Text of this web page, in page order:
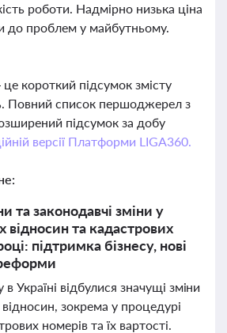
роботи. Надмірно низька ціна
до проблем у майбутньому.
короткий підсумок змісту
Повний список першоджерел з
підсумок за добу
версії Платформи LIGA360.
та законодавчі зміни у
відносин та кадастрових
підтримка бізнесу, нові
Україні відбулися значущі зміни
зокрема у процедурі
номерів та їх вартості.